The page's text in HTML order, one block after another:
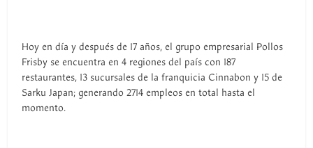
Hoy en día y después de 17 años, el grupo empresarial Pollos
Frisby se encuentra en 4 regiones del país con 187
restaurantes, 13 sucursales de la franquicia Cinnabon y 15 de
Sarku Japan; generando 2714 empleos en total hasta el
momento.